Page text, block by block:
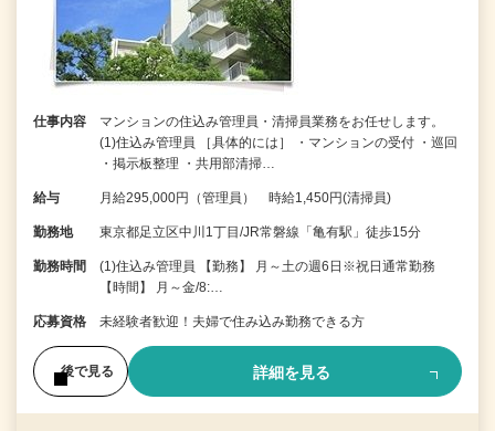
仕事内容
マンションの住込み管理員・清掃員業務をお任せします。
(1)住込み管理員 ［具体的には］ ・マンションの受付 ・巡回
・掲示板整理 ・共用部清掃…
給与 月給295,000円（管理員） 時給1,450円(清掃員)
勤務地 東京都足立区中川1丁目/JR常磐線「亀有駅」徒歩15分
勤務時間
(1)住込み管理員 【勤務】 月～土の週6日※祝日通常勤務
【時間】 月～金/8:…
応募資格 未経験者歓迎！夫婦で住み込み勤務できる方
後で見る 詳細を見る